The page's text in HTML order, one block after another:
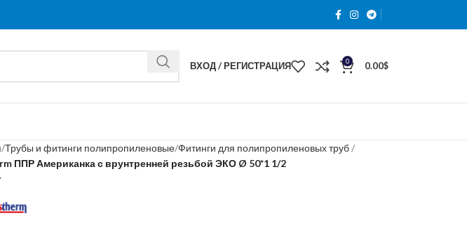
ВХОД / РЕГИСТРАЦИЯ 0 0.00$
Трубы и фитинги полипропиленовые Фитинги для полипропиленовых труб
ППР Американка с врунтренней резьбой ЭКО Ø 50*1 1/2